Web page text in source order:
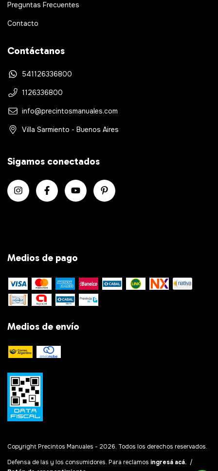
Preguntas Frecuentes
Contacto
Contáctanos
541126336800
1126336800
info@precintosmanuales.com
Villa Sarmiento - Buenos Aires
Sigamos conectados
Medios de pago
Medios de envío
Copyright Precintos Manuales - 2026. Todos los derechos reservados.
Defensa de las y los consumidores. Para reclamos ingresá acá. /